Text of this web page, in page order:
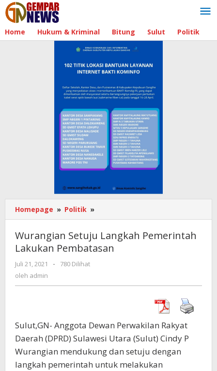
Lewati
ke
konten
Home Hukum & Kriminal Bitung Sulut Politik
Homepage » Politik »
Setuju
Pemerintah
Lakukan
Wurangian Setuju Langkah Pemerintah
Lakukan Pembatasan
Juli 21, 2021
oleh
-
780 Dilihat
oleh admin
Sulut,GN- Anggota Dewan Perwakilan Rakyat
Daerah (DPRD) Sulawesi Utara (Sulut) Cindy P
Wurangian mendukung dan setuju dengan
langkah pemerintah untuk melakukan